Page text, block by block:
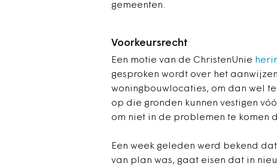
gemeenten.
Voorkeursrecht
Een motie van de ChristenUnie
gesproken wordt over het
woningbouwlocaties, om dan wel
op die gronden kunnen vestigen
om niet in de problemen te komen
Een week geleden werd bekend
van plan was, gaat eisen dat in